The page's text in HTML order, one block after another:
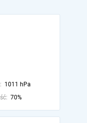
1011 hPa
70%